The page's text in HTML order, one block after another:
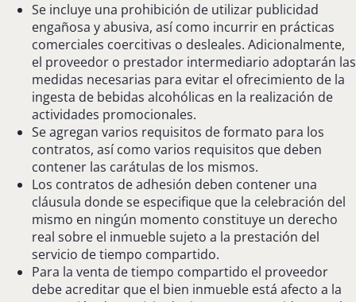
Se incluye una prohibición de utilizar publicidad
engañosa y abusiva, así como incurrir en prácticas
comerciales coercitivas o desleales. Adicionalmente,
el proveedor o prestador intermediario adoptarán las
medidas necesarias para evitar el ofrecimiento de la
ingesta de bebidas alcohólicas en la realización de
actividades promocionales.
Se agregan varios requisitos de formato para los
contratos, así como varios requisitos que deben
contener las carátulas de los mismos.
Los contratos de adhesión deben contener una
cláusula donde se especifique que la celebración del
mismo en ningún momento constituye un derecho
real sobre el inmueble sujeto a la prestación del
servicio de tiempo compartido.
Para la venta de tiempo compartido el proveedor
debe acreditar que el bien inmueble está afecto a la